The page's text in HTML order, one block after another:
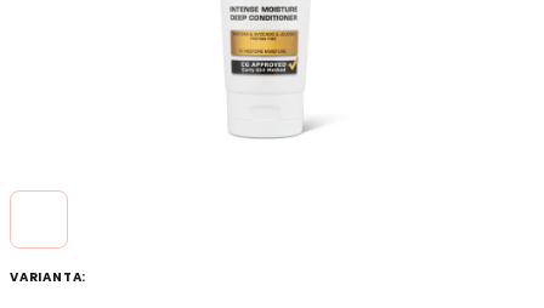
VARIANTA: